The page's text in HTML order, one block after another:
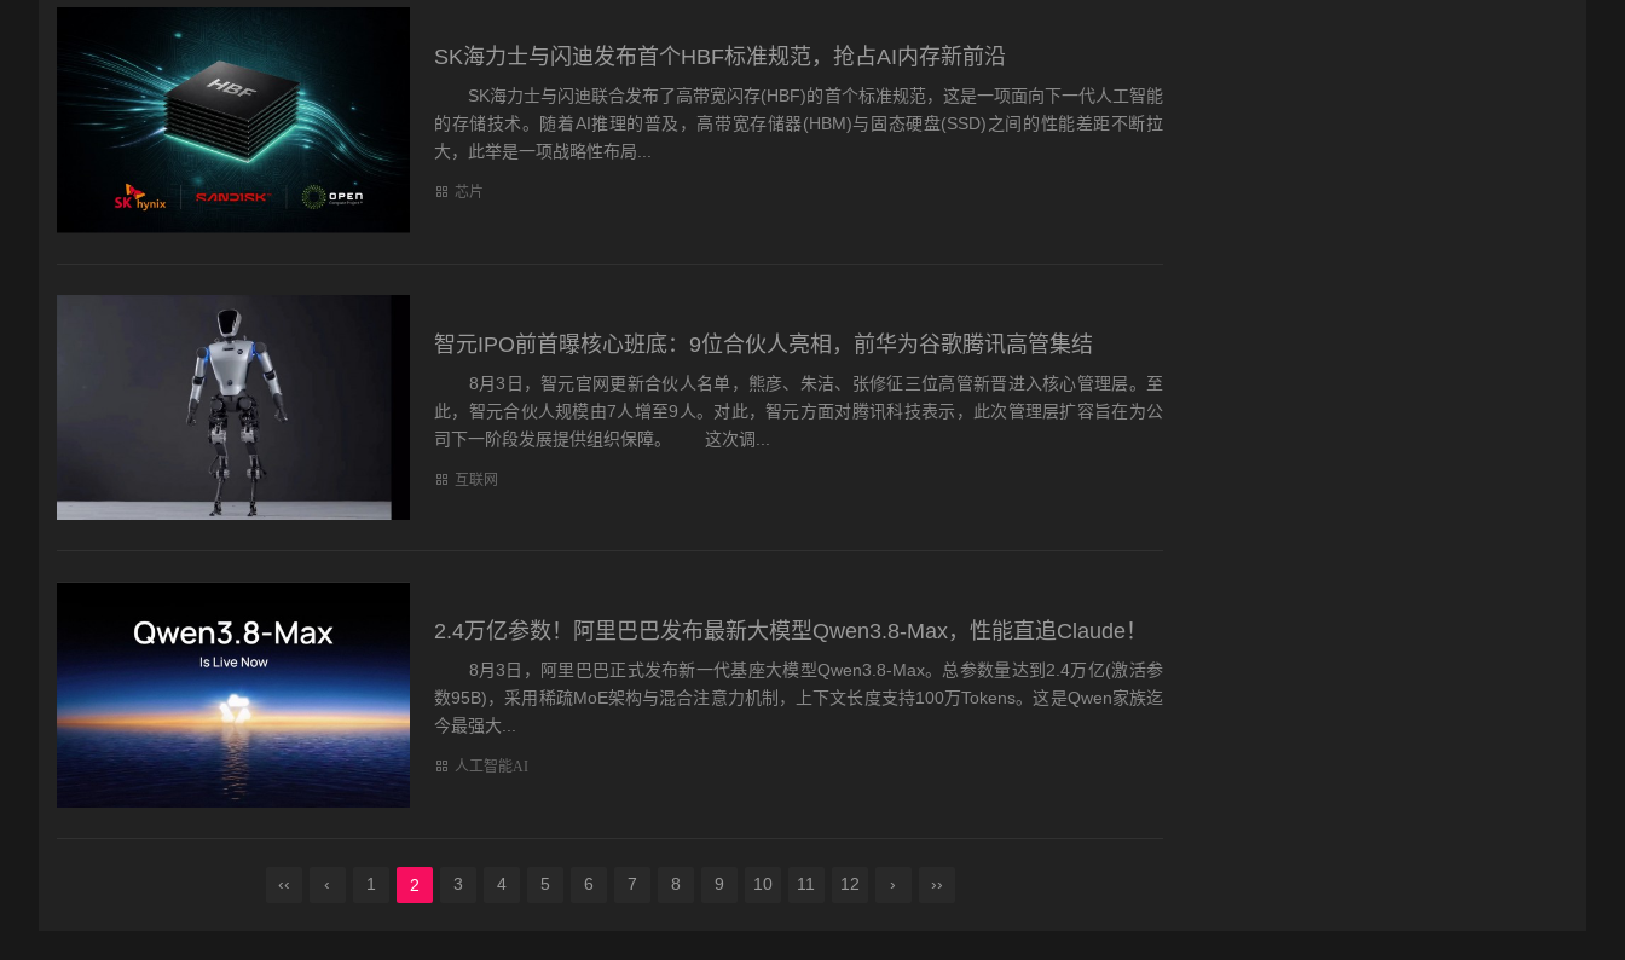
SK海力士与闪迪发布首个HBF标准规范，抢占AI内存新前沿
SK海力士与闪迪联合发布了高带宽闪存(HBF)的首个标准规范，这是一项面向下一代人工智能
的存储技术。随着AI推理的普及，高带宽存储器(HBM)与固态硬盘(SSD)之间的性能差距不断拉
大，此举是一项战略性布局...
芯片
智元IPO前首曝核心班底：9位合伙人亮相，前华为谷歌腾讯高管集结
8月3日，智元官网更新合伙人名单，熊彦、朱洁、张修征三位高管新晋进入核心管理层。至
此，智元合伙人规模由7人增至9人。对此，智元方面对腾讯科技表示，此次管理层扩容旨在为公
司下一阶段发展提供组织保障。 这次调...
互联网
2.4万亿参数！阿里巴巴发布最新大模型Qwen3.8-Max，性能直追Claude！
8月3日，阿里巴巴正式发布新一代基座大模型Qwen3.8-Max。总参数量达到2.4万亿(激活参
数95B)，采用稀疏MoE架构与混合注意力机制，上下文长度支持100万Tokens。这是Qwen家族迄
今最强大...
人工智能AI
‹‹ ‹ 1 2 3 4 5 6 7 8 9 10 11 12 › ››